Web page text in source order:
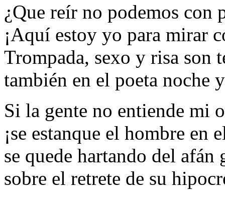
¿Que reír no podemos con
¡Aquí estoy yo para mirar
Trompada, sexo y risa son
también en el poeta noche
Si la gente no entiende mi
¡se estanque el hombre en
se quede hartando del afán
sobre el retrete de su